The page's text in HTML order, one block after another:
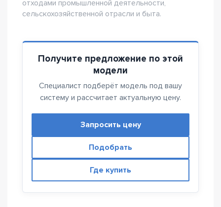
отходами промышленной деятельности,
сельскохозяйственной отрасли и быта.
Получите предложение по этой
модели
Специалист подберёт модель под вашу
систему и рассчитает актуальную цену.
Запросить цену
Подобрать
Где купить